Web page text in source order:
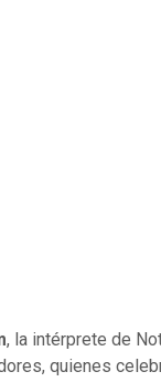
, la intérprete de
quienes